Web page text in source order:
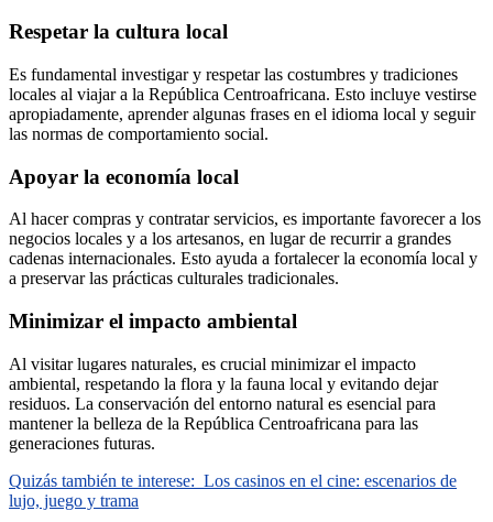
Respetar la cultura local
Es fundamental investigar y respetar las costumbres y tradiciones
locales al viajar a la República Centroafricana. Esto incluye vestirse
apropiadamente, aprender algunas frases en el idioma local y seguir
las normas de comportamiento social.
Apoyar la economía local
Al hacer compras y contratar servicios, es importante favorecer a los
negocios locales y a los artesanos, en lugar de recurrir a grandes
cadenas internacionales. Esto ayuda a fortalecer la economía local y
a preservar las prácticas culturales tradicionales.
Minimizar el impacto ambiental
Al visitar lugares naturales, es crucial minimizar el impacto
ambiental, respetando la flora y la fauna local y evitando dejar
residuos. La conservación del entorno natural es esencial para
mantener la belleza de la República Centroafricana para las
generaciones futuras.
Quizás también te interese: Los casinos en el cine: escenarios de
lujo, juego y trama